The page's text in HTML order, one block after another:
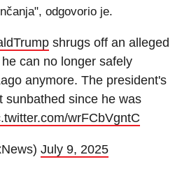
odgovorio je.
shrugs off an alleged
can no longer safely
anymore. The president's
sunbathed since he was
wrFCbVgntC
July 9, 2025